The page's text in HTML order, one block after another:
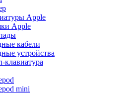
Apple
Apple
кабели
устройства
клавиатура
mini